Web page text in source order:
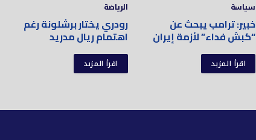
سياسة
خبير: ترامب يبحث عن
“كبش فداء” لأزمة إيران
اقرأ المزيد
الرياضة
رودري يختار برشلونة رغم
اهتمام ريال مدريد
اقرأ المزيد